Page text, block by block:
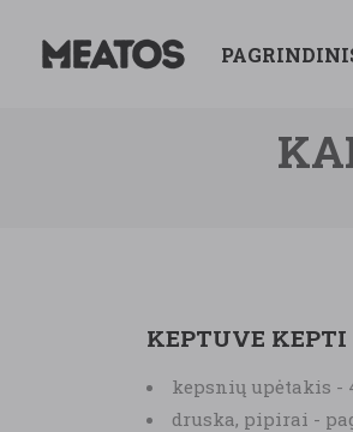
KEPTUVE
kepsnių upėtakis -
druska, pipirai -